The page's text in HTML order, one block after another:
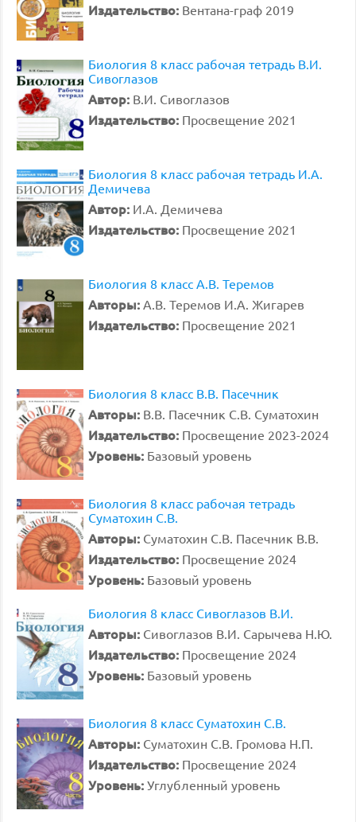
Издательство: Вентана-граф 2019
Биология 8 класс рабочая тетрадь В.И.
Сивоглазов
Автор: В.И. Сивоглазов
Издательство: Просвещение 2021
Биология 8 класс рабочая тетрадь И.А.
Демичева
Автор: И.А. Демичева
Издательство: Просвещение 2021
Биология 8 класс А.В. Теремов
Авторы: А.В. Теремов И.А. Жигарев
Издательство: Просвещение 2021
Биология 8 класс В.В. Пасечник
Авторы: В.В. Пасечник С.В. Суматохин
Издательство: Просвещение 2023-2024
Уровень: Базовый уровень
Биология 8 класс рабочая тетрадь
Суматохин С.В.
Авторы: Суматохин С.В. Пасечник В.В.
Издательство: Просвещение 2024
Уровень: Базовый уровень
Биология 8 класс Сивоглазов В.И.
Авторы: Сивоглазов В.И. Сарычева Н.Ю.
Издательство: Просвещение 2024
Уровень: Базовый уровень
Биология 8 класс Суматохин С.В.
Авторы: Суматохин С.В. Громова Н.П.
Издательство: Просвещение 2024
Уровень: Углубленный уровень